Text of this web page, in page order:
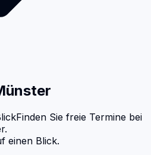
Finden Sie freie Termine bei
.
einen Blick.